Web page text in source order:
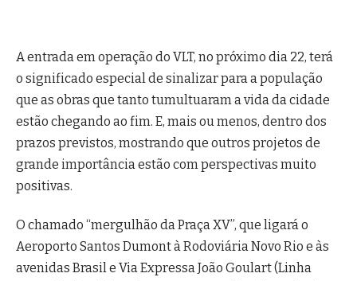
A entrada em operação do VLT, no próximo dia 22, terá
o significado especial de sinalizar para a população
que as obras que tanto tumultuaram a vida da cidade
estão chegando ao fim. E, mais ou menos, dentro dos
prazos previstos, mostrando que outros projetos de
grande importância estão com perspectivas muito
positivas.
O chamado “mergulhão da Praça XV”, que ligará o
Aeroporto Santos Dumont à Rodoviária Novo Rio e às
avenidas Brasil e Via Expressa João Goulart (Linha